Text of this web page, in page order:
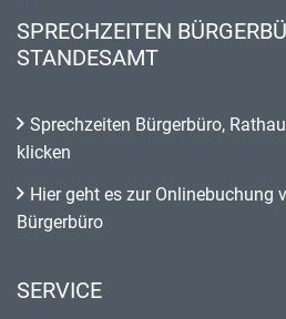
SPRECHZEITEN
STANDESAMT
Sprechzeiten Bürgerbüro,
klicken
Hier geht es zur Onlinebuchung
Bürgerbüro
SERVICE